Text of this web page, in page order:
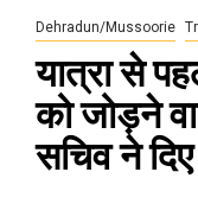
Dehradun/Mussoorie
यात्रा से
को जोड़ने
सचिव ने